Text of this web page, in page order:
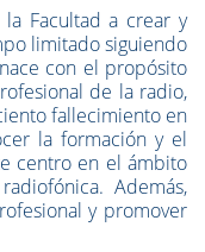
Facultad a crear y
limitado siguiendo
con el propósito
de la radio,
fallecimiento en
la formación y el
centro en el ámbito
Además,
y promover